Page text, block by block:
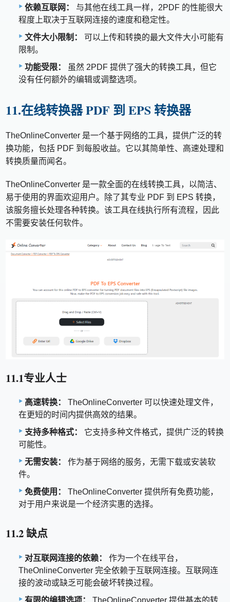
依赖互联网：
与其他在线工具一样，2PDF 的性能很大
程度上取决于互联网连接的速度和稳定性。
文件大小限制：
可以上传和转换的最大文件大小可能有
限制。
功能受限：
虽然 2PDF 提供了强大的转换工具，但它
没有任何额外的编辑或调整选项。
11.在线转换器 PDF 到 EPS 转换器
TheOnlineConverter 是一个基于网络的工具，提供广泛的转
换功能，包括 PDF 到每股收益。它以其简单性、高速处理和
转换质量而闻名。
TheOnlineConverter 是一款全面的在线转换工具，以简洁、
易于使用的界面欢迎用户。除了其专业 PDF 到 EPS 转换，
该服务擅长处理各种转换。该工具在线执行所有流程，因此
不需要安装任何软件。
11.1专业人士
高速转换：
TheOnlineConverter 可以快速处理文件，
在更短的时间内提供高效的结果。
支持多种格式：
它支持多种文件格式，提供广泛的转换
可能性。
无需安装：
作为基于网络的服务，无需下载或安装软
件。
免费使用：
TheOnlineConverter 提供所有免费功能，
对于用户来说是一个经济实惠的选择。
11.2 缺点
对互联网连接的依赖：
作为一个在线平台，
TheOnlineConverter 完全依赖于互联网连接。互联网连
接的波动或缺乏可能会破坏转换过程。
有限的编辑选项：
TheOnlineConverter 提供基本的转